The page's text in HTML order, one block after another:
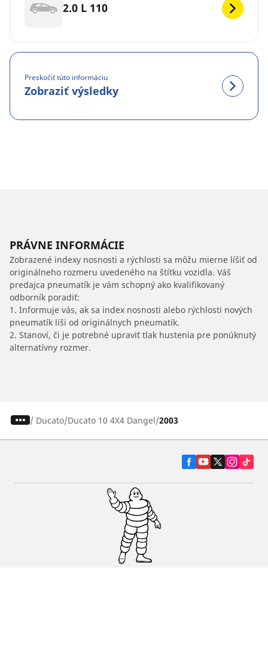
2.0 L 110
Preskočiť túto informáciu
Zobraziť výsledky
PRÁVNE INFORMÁCIE
Zobrazené indexy nosnosti a rýchlosti sa môžu mierne líšiť od
originálneho rozmeru uvedeného na štítku vozidla. Váš
predajca pneumatík je vám schopný ako kvalifikovaný
odborník poradiť:
1. Informuje vás, ak sa index nosnosti alebo rýchlosti nových
pneumatík líši od originálnych pneumatík.
2. Stanoví, či je potrebné upraviť tlak hustenia pre ponúknutý
alternatívny rozmer.
/ Ducato Ducato 10 4X4 Dangel 2003